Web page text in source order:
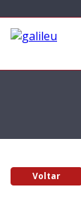
Voltar